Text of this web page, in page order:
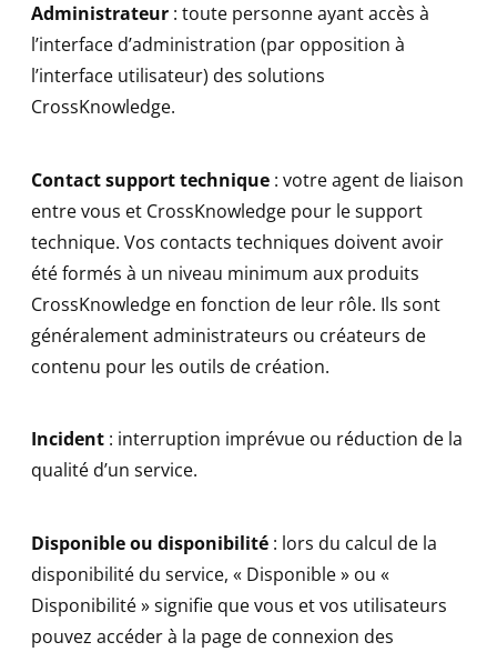
Administrateur : toute personne ayant accès à
l’interface d’administration (par opposition à
l’interface utilisateur) des solutions
CrossKnowledge.
Contact support technique : votre agent de liaison
entre vous et CrossKnowledge pour le support
technique. Vos contacts techniques doivent avoir
été formés à un niveau minimum aux produits
CrossKnowledge en fonction de leur rôle. Ils sont
généralement administrateurs ou créateurs de
contenu pour les outils de création.
Incident : interruption imprévue ou réduction de la
qualité d’un service.
Disponible ou disponibilité : lors du calcul de la
disponibilité du service, « Disponible » ou «
Disponibilité » signifie que vous et vos utilisateurs
pouvez accéder à la page de connexion des